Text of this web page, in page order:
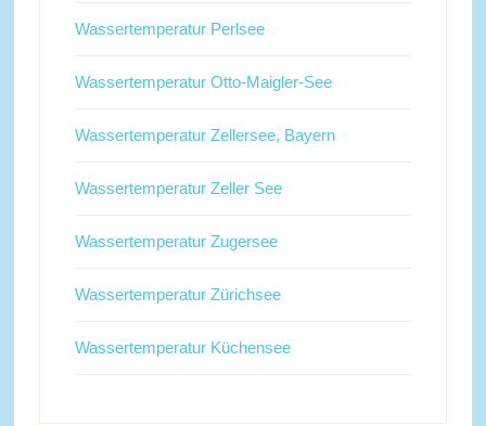
Wassertemperatur Perlsee
Wassertemperatur Otto-Maigler-See
Wassertemperatur Zellersee, Bayern
Wassertemperatur Zeller See
Wassertemperatur Zugersee
Wassertemperatur Zürichsee
Wassertemperatur Küchensee